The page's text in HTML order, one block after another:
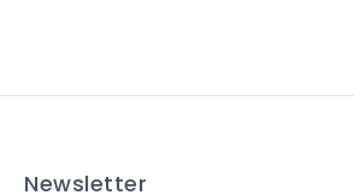
Newsletter